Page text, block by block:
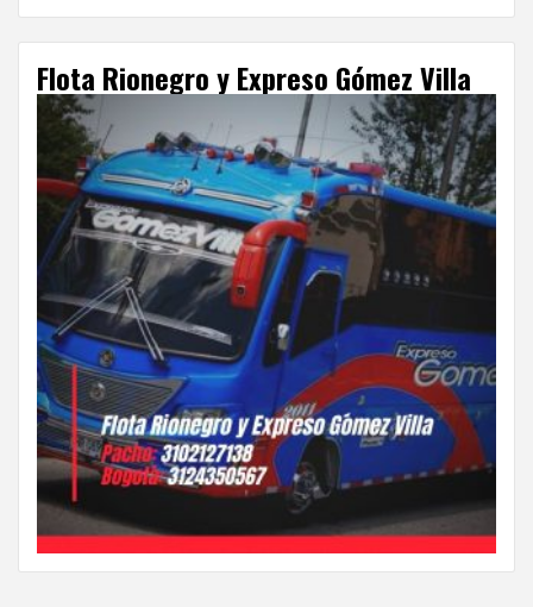
Flota Rionegro y Expreso Gómez Villa